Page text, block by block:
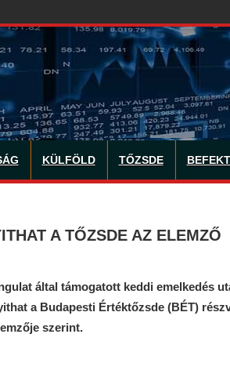
KÜLFÖLD TŐZSDE
A TŐZSDE AZ ELEMZŐ
által támogatott keddi emelkedés
a Budapesti Értéktőzsde (BÉT)
szerint.